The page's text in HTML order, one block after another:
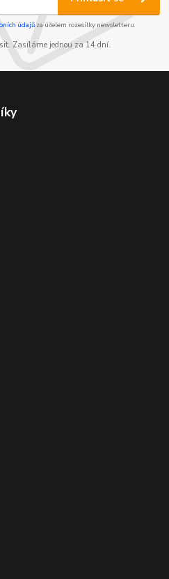
údajůza účelem rozesílky newsletteru.
Zasíláme jednou za 14 dní.